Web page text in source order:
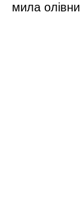
мила